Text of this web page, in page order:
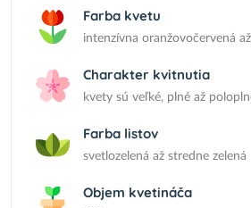
Farba kvetu
intenzívna oranžovočervená
Charakter kvitnutia
kvety sú veľké, plné až
Farba listov
svetlozelená až stredne zelená
Objem kvetináča